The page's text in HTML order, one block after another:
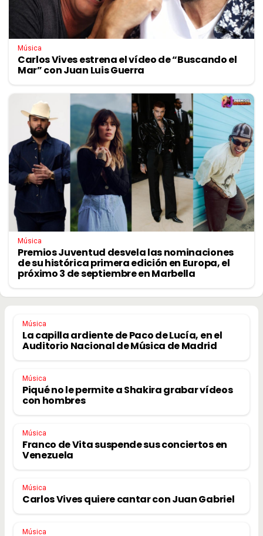
Música
Carlos Vives estrena el vídeo de “Buscando el
Mar” con Juan Luis Guerra
Música
Premios Juventud desvela las nominaciones
de su histórica primera edición en Europa, el
próximo 3 de septiembre en Marbella
Música
La capilla ardiente de Paco de Lucía, en el
Auditorio Nacional de Música de Madrid
Música
Piqué no le permite a Shakira grabar vídeos
con hombres
Música
Franco de Vita suspende sus conciertos en
Venezuela
Música
Carlos Vives quiere cantar con Juan Gabriel
Música